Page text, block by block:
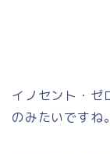
イノセント・ゼ
のみたいですね。